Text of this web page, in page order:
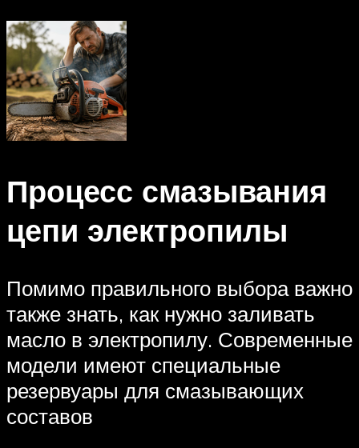
Процесс смазывания
цепи электропилы
Помимо правильного выбора важно
также знать, как нужно заливать
масло в электропилу. Современные
модели имеют специальные
резервуары для смазывающих
составов